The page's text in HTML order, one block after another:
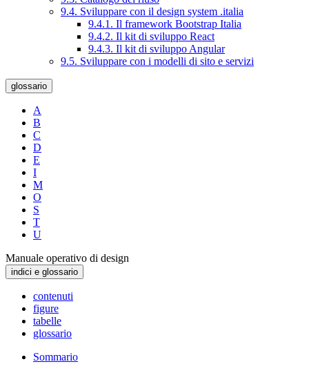
9.4. Sviluppare con il design system .italia
9.4.1. Il framework Bootstrap Italia
9.4.2. Il kit di sviluppo React
9.4.3. Il kit di sviluppo Angular
9.5. Sviluppare con i modelli di sito e servizi
glossario
A
B
C
D
E
I
M
O
S
T
U
Manuale operativo di design
indici e glossario
contenuti
figure
tabelle
glossario
Sommario